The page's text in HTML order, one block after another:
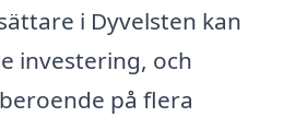
i Dyvelsten kan
investering, och
på flera